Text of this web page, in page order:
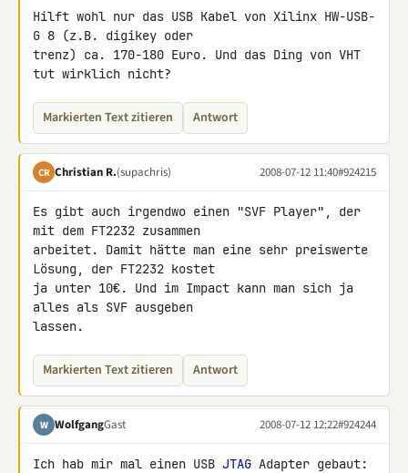
Hilft wohl nur das USB Kabel von Xilinx HW-USB-
G 8 (z.B. digikey oder
trenz) ca. 170-180 Euro. Und das Ding von VHT
tut wirklich nicht?
Markierten Text zitieren Antwort
CR Christian R.(supachris) 2008-07-12 11:40#924215
Es gibt auch irgendwo einen "SVF Player", der
mit dem FT2232 zusammen
arbeitet. Damit hätte man eine sehr preiswerte
Lösung, der FT2232 kostet
ja unter 10€. Und im Impact kann man sich ja
alles als SVF ausgeben
lassen.
Markierten Text zitieren Antwort
W WolfgangGast 2008-07-12 12:22#924244
Ich hab mir mal einen USB JTAG